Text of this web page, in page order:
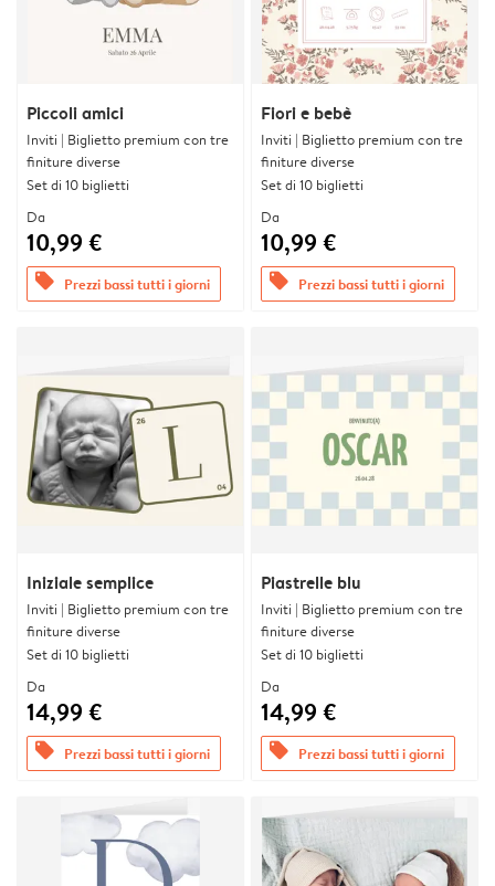
Piccoli amici
Inviti | Biglietto premium con tre
finiture diverse
Set di 10 biglietti
Da
10,99 €
offers Prezzi bassi tutti i giorni
Fiori e bebè
Inviti | Biglietto premium con tre
finiture diverse
Set di 10 biglietti
Da
10,99 €
offers Prezzi bassi tutti i giorni
Iniziale semplice
Inviti | Biglietto premium con tre
finiture diverse
Set di 10 biglietti
Da
14,99 €
offers Prezzi bassi tutti i giorni
Piastrelle blu
Inviti | Biglietto premium con tre
finiture diverse
Set di 10 biglietti
Da
14,99 €
offers Prezzi bassi tutti i giorni